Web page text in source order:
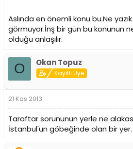
Bütün Branşlarımızın maçlarını
halledip Aslantepe'de oynatmak
olmalı..
Aslında en önemli konu bu.Ne
görmuyor.İnş bir gün bu konunun
olduğu anlaşılır.
O Okan Topuz
Kayıtlı Üye
21 Kas 2013
Taraftar sorununun yerle ne
İstanbul'un göbeğinde olan bir yer.